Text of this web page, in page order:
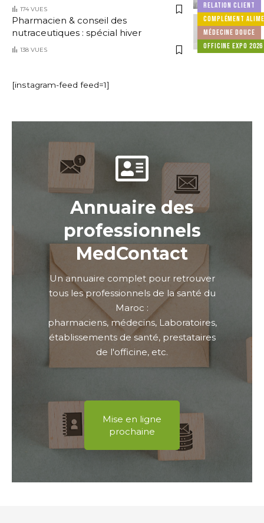
RELATION CLIENT
174 VUES
COMPLÉMENT
MÉDECINE DOUCE
OFFICINE EXPO 2026
Pharmacien & conseil des
nutraceutiques : spécial hiver
138 VUES
[instagram-feed feed=1]
Annuaire des
professionnels
MedContact
Un annuaire complet pour retrouver
tous les professionnels de la santé du
Maroc :
pharmaciens, médecins, Laboratoires,
établissements de santé, prestataires
de l'officine, etc.
Mise en ligne
prochaine